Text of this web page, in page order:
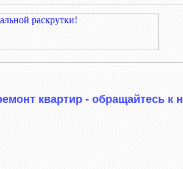
квартир - обращайтесь к